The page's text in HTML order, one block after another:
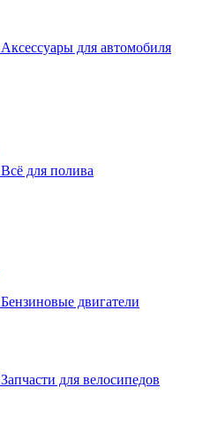
Аксессуары для автомобиля
Всё для полива
Бензиновые двигатели
Запчасти для велосипедов